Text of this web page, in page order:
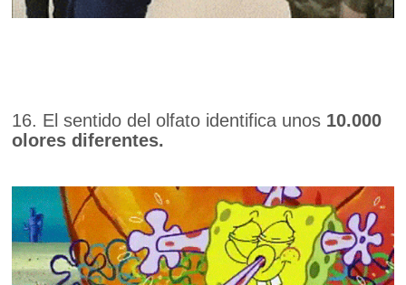
16. El sentido del olfato identifica unos 10.000
olores diferentes.